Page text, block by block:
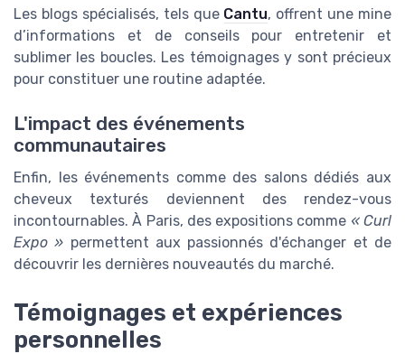
Les blogs spécialisés, tels que Cantu, offrent une mine
d’informations et de conseils pour entretenir et
sublimer les boucles. Les témoignages y sont précieux
pour constituer une routine adaptée.
L'impact des événements
communautaires
Enfin, les événements comme des salons dédiés aux
cheveux texturés deviennent des rendez-vous
incontournables. À Paris, des expositions comme « Curl
Expo » permettent aux passionnés d'échanger et de
découvrir les dernières nouveautés du marché.
Témoignages et expériences
personnelles